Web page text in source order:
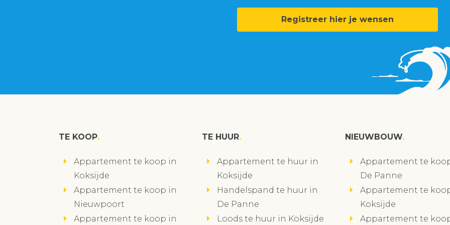
Registreer hier je wensen
TE KOOP
Appartement te koop in
Koksijde
Appartement te koop in
Nieuwpoort
Appartement te koop in
TE HUUR
Appartement te huur in
Koksijde
Handelspand te huur in
De Panne
Loods te huur in Koksijde
NIEUWBOUW
Appartement te
De Panne
Appartement te
Koksijde
Appartement te